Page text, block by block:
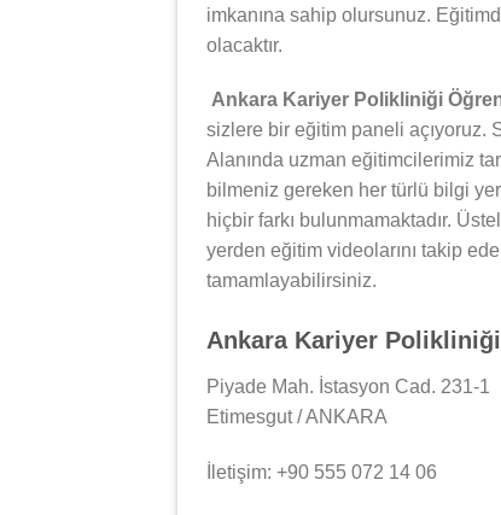
imkanına sahip olursunuz.
olacaktır.
Ankara Kariyer Polikliniği
sizlere bir eğitim paneli açıyoruz.
Alanında uzman eğitimcilerimiz
bilmeniz gereken her türlü bilgi
hiçbir farkı bulunmamaktadır.
yerden eğitim videolarını takip
tamamlayabilirsiniz.
Ankara Kariyer Polikliniği
Piyade Mah. İstasyon Cad. 231-1
Etimesgut / ANKARA
İletişim: +90 555 072 14 06